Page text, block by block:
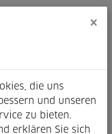
×
die uns
und unseren
zu bieten.
erklären Sie sich